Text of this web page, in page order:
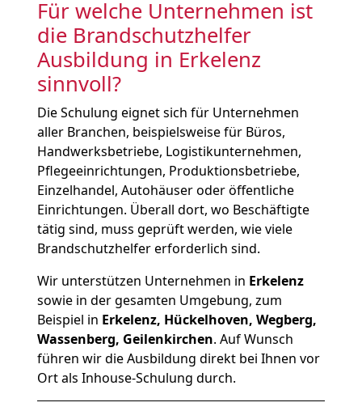
Für welche Unternehmen ist
die Brandschutzhelfer
Ausbildung in Erkelenz
sinnvoll?
Die Schulung eignet sich für Unternehmen
aller Branchen, beispielsweise für Büros,
Handwerksbetriebe, Logistikunternehmen,
Pflegeeinrichtungen, Produktionsbetriebe,
Einzelhandel, Autohäuser oder öffentliche
Einrichtungen. Überall dort, wo Beschäftigte
tätig sind, muss geprüft werden, wie viele
Brandschutzhelfer erforderlich sind.
Wir unterstützen Unternehmen in Erkelenz
sowie in der gesamten Umgebung, zum
Beispiel in Erkelenz, Hückelhoven, Wegberg,
Wassenberg, Geilenkirchen. Auf Wunsch
führen wir die Ausbildung direkt bei Ihnen vor
Ort als Inhouse-Schulung durch.